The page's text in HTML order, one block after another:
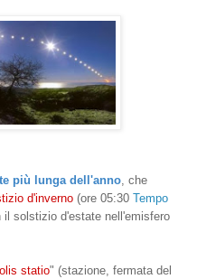
più lunga dell'anno, che
d'inverno (ore 05:30 Tempo
il solstizio d'estate nell'emisfero
statio" (stazione, fermata del